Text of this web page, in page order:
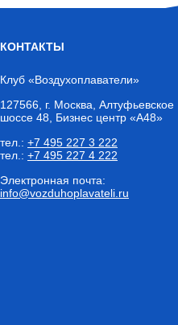
КОНТАКТЫ
Клуб «Воздухоплаватели»
127566 г. Москва , Алтуфьевское
шоссе 48, Бизнес центр «А48»
тел.: +7 495 227 3 222
тел.: +7 495 227 4 222
Электронная почта:
info@vozduhoplavateli.ru